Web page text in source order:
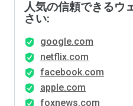
人気の信頼できるウ
さい:
google.com
netflix.com
facebook.com
apple.com
foxnews.com